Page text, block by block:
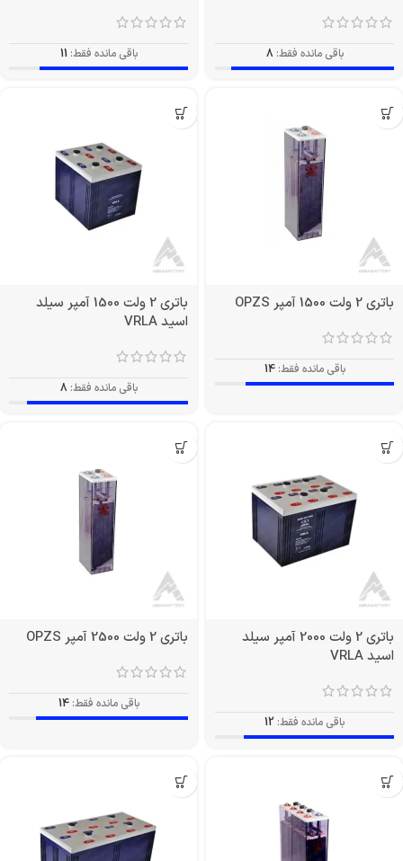
باقی مانده فقط: 8 باقی مانده فقط: 11
باتری 2 ولت 1500 آمپر OPZS
باقی مانده فقط: 14
باتری 2 ولت 1500 آمپر سیلد
اسید VRLA
باقی مانده فقط: 8
باتری 2 ولت 2000 آمپر سیلد
اسید VRLA
باقی مانده فقط: 12
باتری 2 ولت 2500 آمپر OPZS
باقی مانده فقط: 14